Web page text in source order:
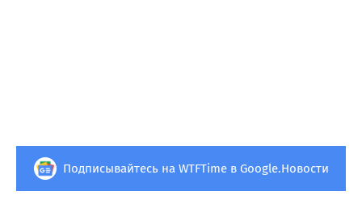
Подписывайтесь на WTFTime в Google.Новости